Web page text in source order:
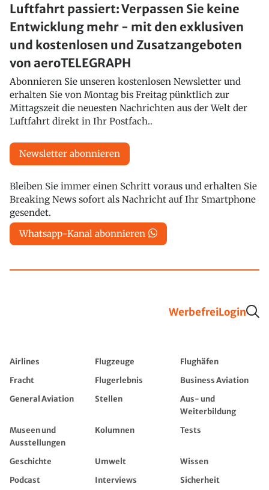
Luftfahrt passiert: Verpassen Sie keine
Entwicklung mehr - mit den exklusiven
und kostenlosen und Zusatzangeboten
von aeroTELEGRAPH
Abonnieren Sie unseren kostenlosen Newsletter und
erhalten Sie von Montag bis Freitag pünktlich zur
Mittagszeit die neuesten Nachrichten aus der Welt der
Luftfahrt direkt in Ihr Postfach..
Newsletter abonnieren
Bleiben Sie immer einen Schritt voraus und erhalten Sie
Breaking News sofort als Nachricht auf Ihr Smartphone
gesendet.
Whatsapp-Kanal abonnieren
WerbefreiLogin
Airlines Flugzeuge
Flughäfen
Fracht
Flugerlebnis
Business Aviation
General Aviation
Stellen
Aus- und
Weiterbildung
Museen und
Ausstellungen
Kolumnen Tests
Geschichte Umwelt
Wissen
Podcast
Interviews
Sicherheit